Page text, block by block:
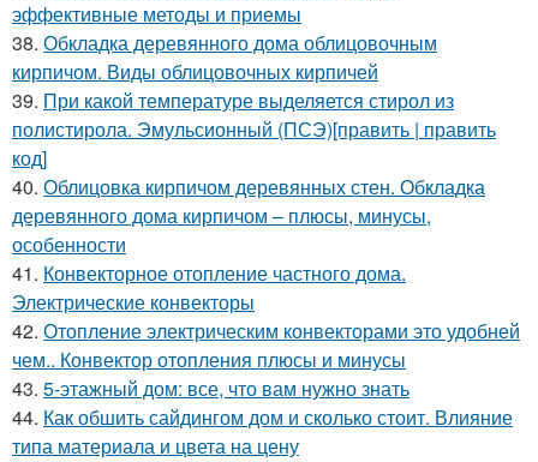
эффективные методы и приемы
38. Обкладка деревянного дома облицовочным
кирпичом. Виды облицовочных кирпичей
39. При какой температуре выделяется стирол из
полистирола. Эмульсионный (ПСЭ)[править | править
код]
40. Облицовка кирпичом деревянных стен. Обкладка
деревянного дома кирпичом – плюсы, минусы,
особенности
41. Конвекторное отопление частного дома.
Электрические конвекторы
42. Отопление электрическим конвекторами это удобней
чем.. Конвектор отопления плюсы и минусы
43. 5-этажный дом: все, что вам нужно знать
44. Как обшить сайдингом дом и сколько стоит. Влияние
типа материала и цвета на цену